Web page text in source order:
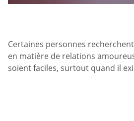
Certaines personnes
en matière de relations
soient faciles, surtout quand il